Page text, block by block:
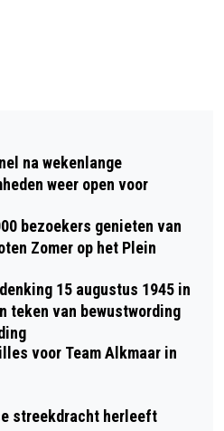
STOPT NA 23
IN BEWEGING
INGEZET VOOR
IN
na wekenlange
weer open voor
bezoekers genieten van
Zomer op het Plein
15 augustus 1945 in
teken van bewustwording
voor Team Alkmaar in
streekdracht herleeft